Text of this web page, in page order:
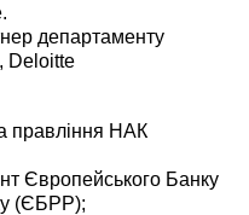
департаменту
Deloitte
правління НАК
Європейського Банку
(ЄБРР);